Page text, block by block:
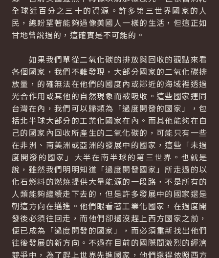
全球近百分之三十的資源。許多第三世界國家的人
民，總盼望著能夠過像美國人一樣的生活，但這正如
甘地曾說過的，這確實是不可能的。
如果我們單從二氧化碳的排放與回收的觀點來看
各個國家，我們不難發現，大部分國家的二氧化碳排
放量，的確無法在他們的國度內或鄰近的海域裡透過
光合作用或其他的自然現象而被吸收。這些國家連同
台灣在內，我們可以歸類為「過度開發的國家」，包
括北半球大部分的工業化國家在內。而其他能夠在自
己的國家內回收所產生的二氧化碳的，可能只有一些
在非洲、南美洲或亞洲的發展中的國家，這些「未過
度開發的國家」大半在南半球的第三世界。也就是
說，雖然我們明明知道「過度開發國家」所走過的以
化石燃料的燃燒提供大量能源的一段路，不是所有的
人類能夠繼續走下去的，但是許多發展中的國家還是
朝這方向在邁進。他們眼看著工業化國家，在過度開
發後必須往回走，而他們卻還沒趕上西方國家之前，
便已成為「過度開發的國家」，而必須重新找出他們
往後發展的新方向。不過在目前的國際間激烈的經濟
競爭中，為了趕上世界先進國家，他們還得依照西方